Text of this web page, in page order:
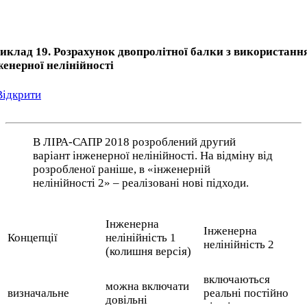
19. Розрахунок двопролітної балки з
нелінійності
В ЛІРА-САПР 2018 розроблений другий
варіант інженерної нелінійності. На відміну від
розробленої раніше, в «інженерній
нелінійності 2» – реалізовані нові підходи.
Концепції
Інженерна
нелінійність 1
(колишня версія)
Інженерна
нелінійність 2
визначальне
можна включати
довільні
включаються
реальні постійно